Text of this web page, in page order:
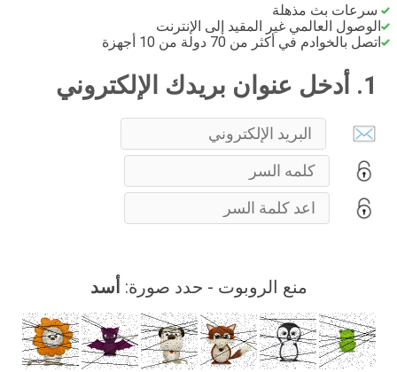
سرعات بث مذهلة
الوصول العالمي غير المقيد إلى الإنترنت
اتصل بالخوادم في أكثر من 70 دولة من 10 أجهزة
1. أدخل عنوان بريدك الإلكتروني
منع الروبوت - حدد صورة: أسد